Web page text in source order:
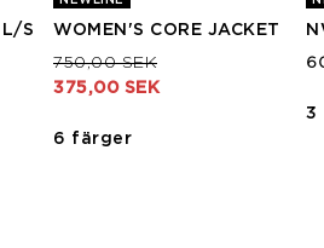
L/S
WOMEN'S CORE JACKET
Pris nedsatt från
750,00 SEKtill
375,00 SEK
6 färger
3